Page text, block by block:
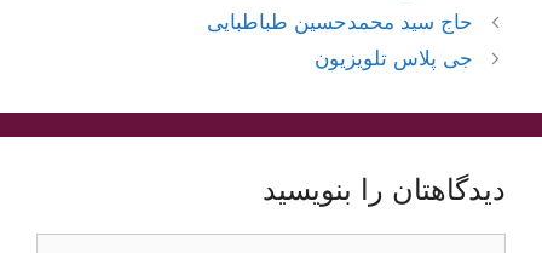
ناوبری
نوشته‌ها
حاج سید محمدحسین طباطبایی
جی پلاس تلویزیون
دیدگاهتان را بنویسید